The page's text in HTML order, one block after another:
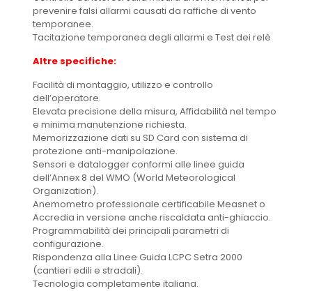
prevenire falsi allarmi causati da raffiche di vento
temporanee.
Tacitazione temporanea degli allarmi e Test dei relè
Altre specifiche:
Facilità di montaggio, utilizzo e controllo
dell’operatore.
Elevata precisione della misura, Affidabilità nel tempo
e minima manutenzione richiesta.
Memorizzazione dati su SD Card con sistema di
protezione anti-manipolazione.
Sensori e datalogger conformi alle linee guida
dell’Annex 8 del WMO (World Meteorological
Organization).
Anemometro professionale certificabile Measnet o
Accredia in versione anche riscaldata anti-ghiaccio.
Programmabilità dei principali parametri di
configurazione.
Rispondenza alla Linee Guida LCPC Setra 2000
(cantieri edili e stradali).
Tecnologia completamente italiana.